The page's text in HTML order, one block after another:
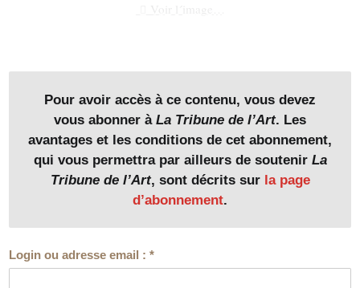
Pour avoir accès à ce contenu, vous devez
vous abonner à La Tribune de l’Art. Les
avantages et les conditions de cet abonnement,
qui vous permettra par ailleurs de soutenir La
Tribune de l’Art, sont décrits sur la page
d’abonnement.
Login ou adresse email :*